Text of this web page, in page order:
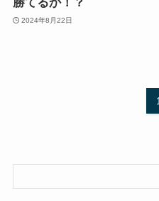
2024年8月22日
1